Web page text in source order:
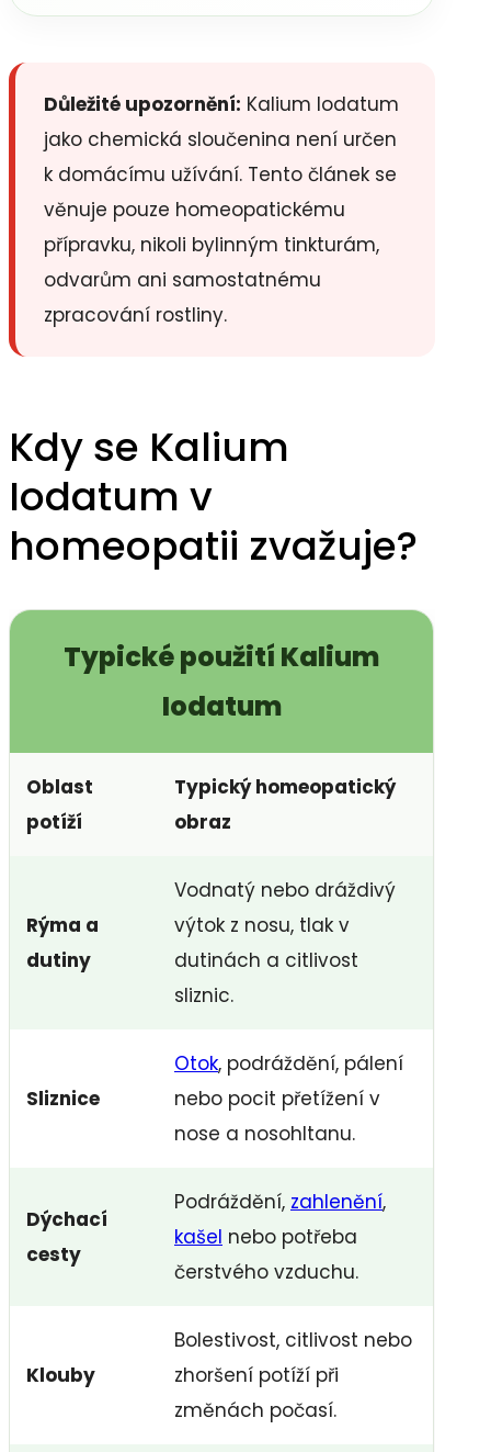
Důležité upozornění: Kalium Iodatum
jako chemická sloučenina není určen
k domácímu užívání. Tento článek se
věnuje pouze homeopatickému
přípravku, nikoli bylinným tinkturám,
odvarům ani samostatnému
zpracování rostliny.
Kdy se Kalium
Iodatum v
homeopatii zvažuje?
Typické použití Kalium
Iodatum
Oblast
potíží
Typický homeopatický
obraz
Rýma a
dutiny
Vodnatý nebo dráždivý
výtok z nosu, tlak v
dutinách a citlivost
sliznic.
Sliznice
Otok, podráždění, pálení
nebo pocit přetížení v
nose a nosohltanu.
Dýchací
cesty
Podráždění, zahlenění,
kašel nebo potřeba
čerstvého vzduchu.
Klouby
Bolestivost, citlivost nebo
zhoršení potíží při
změnách počasí.